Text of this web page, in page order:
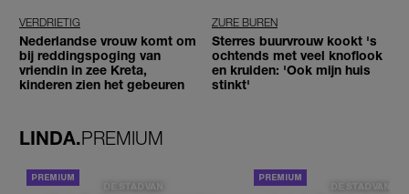
VERDRIETIG
Nederlandse vrouw komt om
bij reddingspoging van
vriendin in zee Kreta,
kinderen zien het gebeuren
ZURE BUREN
Sterres buurvrouw kookt 's
ochtends met veel knoflook
en kruiden: 'Ook mijn huis
stinkt'
LINDA.PREMIUM
DE STAD VAN DE STAD VAN